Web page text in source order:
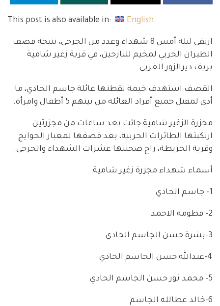
This post is also available in: English
ارتقى ليلة أمس 8 شهداء وعدد من الجرحى، نتيجة قصف
الطيران الحربي لمخيم للنازحين، في قرية زغير شامية
بريف ديرالزور الغربي.
القصف استهدف خيمة تقطنها عائلة جاسم الحادي، ما
أدى لمقتل جميع أفراد العائلة من بينهم 5 أطفال وامرأة.
مجزرة الزغير شامية جائت بعد ساعات من مجزرتين
ارتكبتها الطائرات الحربية، بعد قصفها لمعبار الحوايج
وقرية الخريطة، راح ضحيتها عشرات الشهداء والجرحى.
أسماء شهداء مجزرة زغير شامية:
1- جاسم الحادي
2- فطومة الاحمد
3-بشرة حسن الجاسم الحادي
4-عبدالله حسن الجاسم الحادي
5- محمد نور حسن الجاسم الحادي
6-خالد عطالله الجاسم